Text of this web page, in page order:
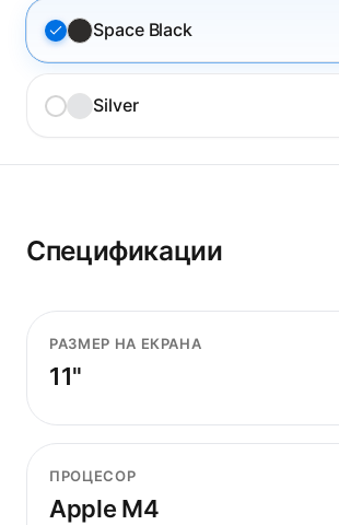
Space Black
Silver
Спецификации
РАЗМЕР НА ЕКРАНА
11"
ПРОЦЕСОР
Apple M4